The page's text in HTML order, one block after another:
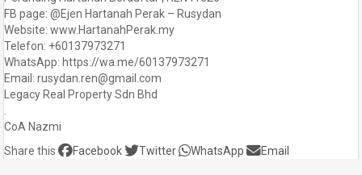
FB page: @Ejen Hartanah Perak – Rusydan
Website: www.HartanahPerak.my
Telefon: +60137973271
WhatsApp: https://wa.me/60137973271
Email: rusydan.ren@gmail.com
Legacy Real Property Sdn Bhd
CoA Nazmi
Share this
Facebook Twitter WhatsApp Email